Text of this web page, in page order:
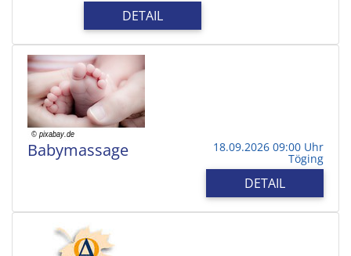
DETAIL
Babymassage 18.09.2026 09:00 Uhr
Töging
DETAIL